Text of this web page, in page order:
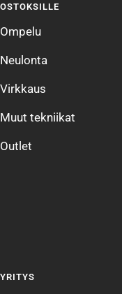
OSTOKSILLE
Ompelu
Neulonta
Virkkaus
Muut tekniikat
Outlet
YRITYS